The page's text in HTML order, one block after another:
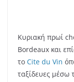
Και αφήνοντας